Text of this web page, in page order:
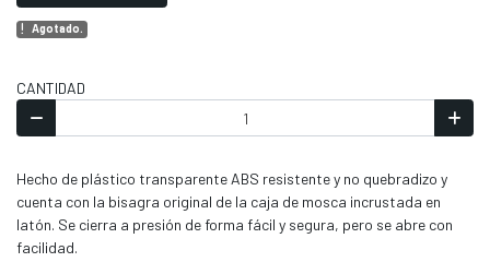
Agotado.
CANTIDAD
Hecho de plástico transparente ABS resistente y no quebradizo y
cuenta con la bisagra original de la caja de mosca incrustada en
latón. Se cierra a presión de forma fácil y segura, pero se abre con
facilidad.